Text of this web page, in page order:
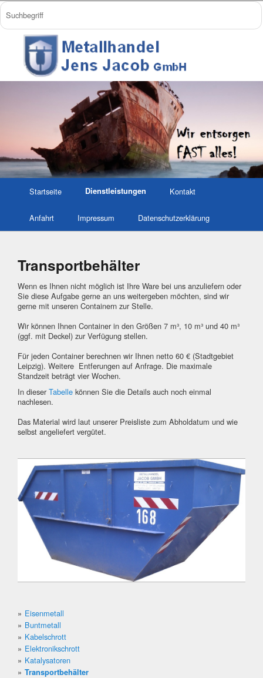
Startseite Dienstleistungen Kontakt
Anfahrt Impressum Datenschutzerklärung
Transportbehälter
Wenn es Ihnen nicht möglich ist Ihre Ware bei uns anzuliefern oder
Sie diese Aufgabe gerne an uns weitergeben möchten, sind wir
gerne mit unseren Containern zur Stelle.
Wir können Ihnen Container in den Größen 7 m³, 10 m³ und 40 m³
(ggf. mit Deckel) zur Verfügung stellen.
Für jeden Container berechnen wir Ihnen netto 60 € (Stadtgebiet
Leipzig). Weitere Entferungen auf Anfrage. Die maximale
Standzeit beträgt vier Wochen.
In dieser Tabelle können Sie die Details auch noch einmal
nachlesen.
Das Material wird laut unserer Preisliste zum Abholdatum und wie
selbst angeliefert vergütet.
Eisenmetall
Buntmetall
Kabelschrott
Elektronikschrott
Katalysatoren
Transportbehälter